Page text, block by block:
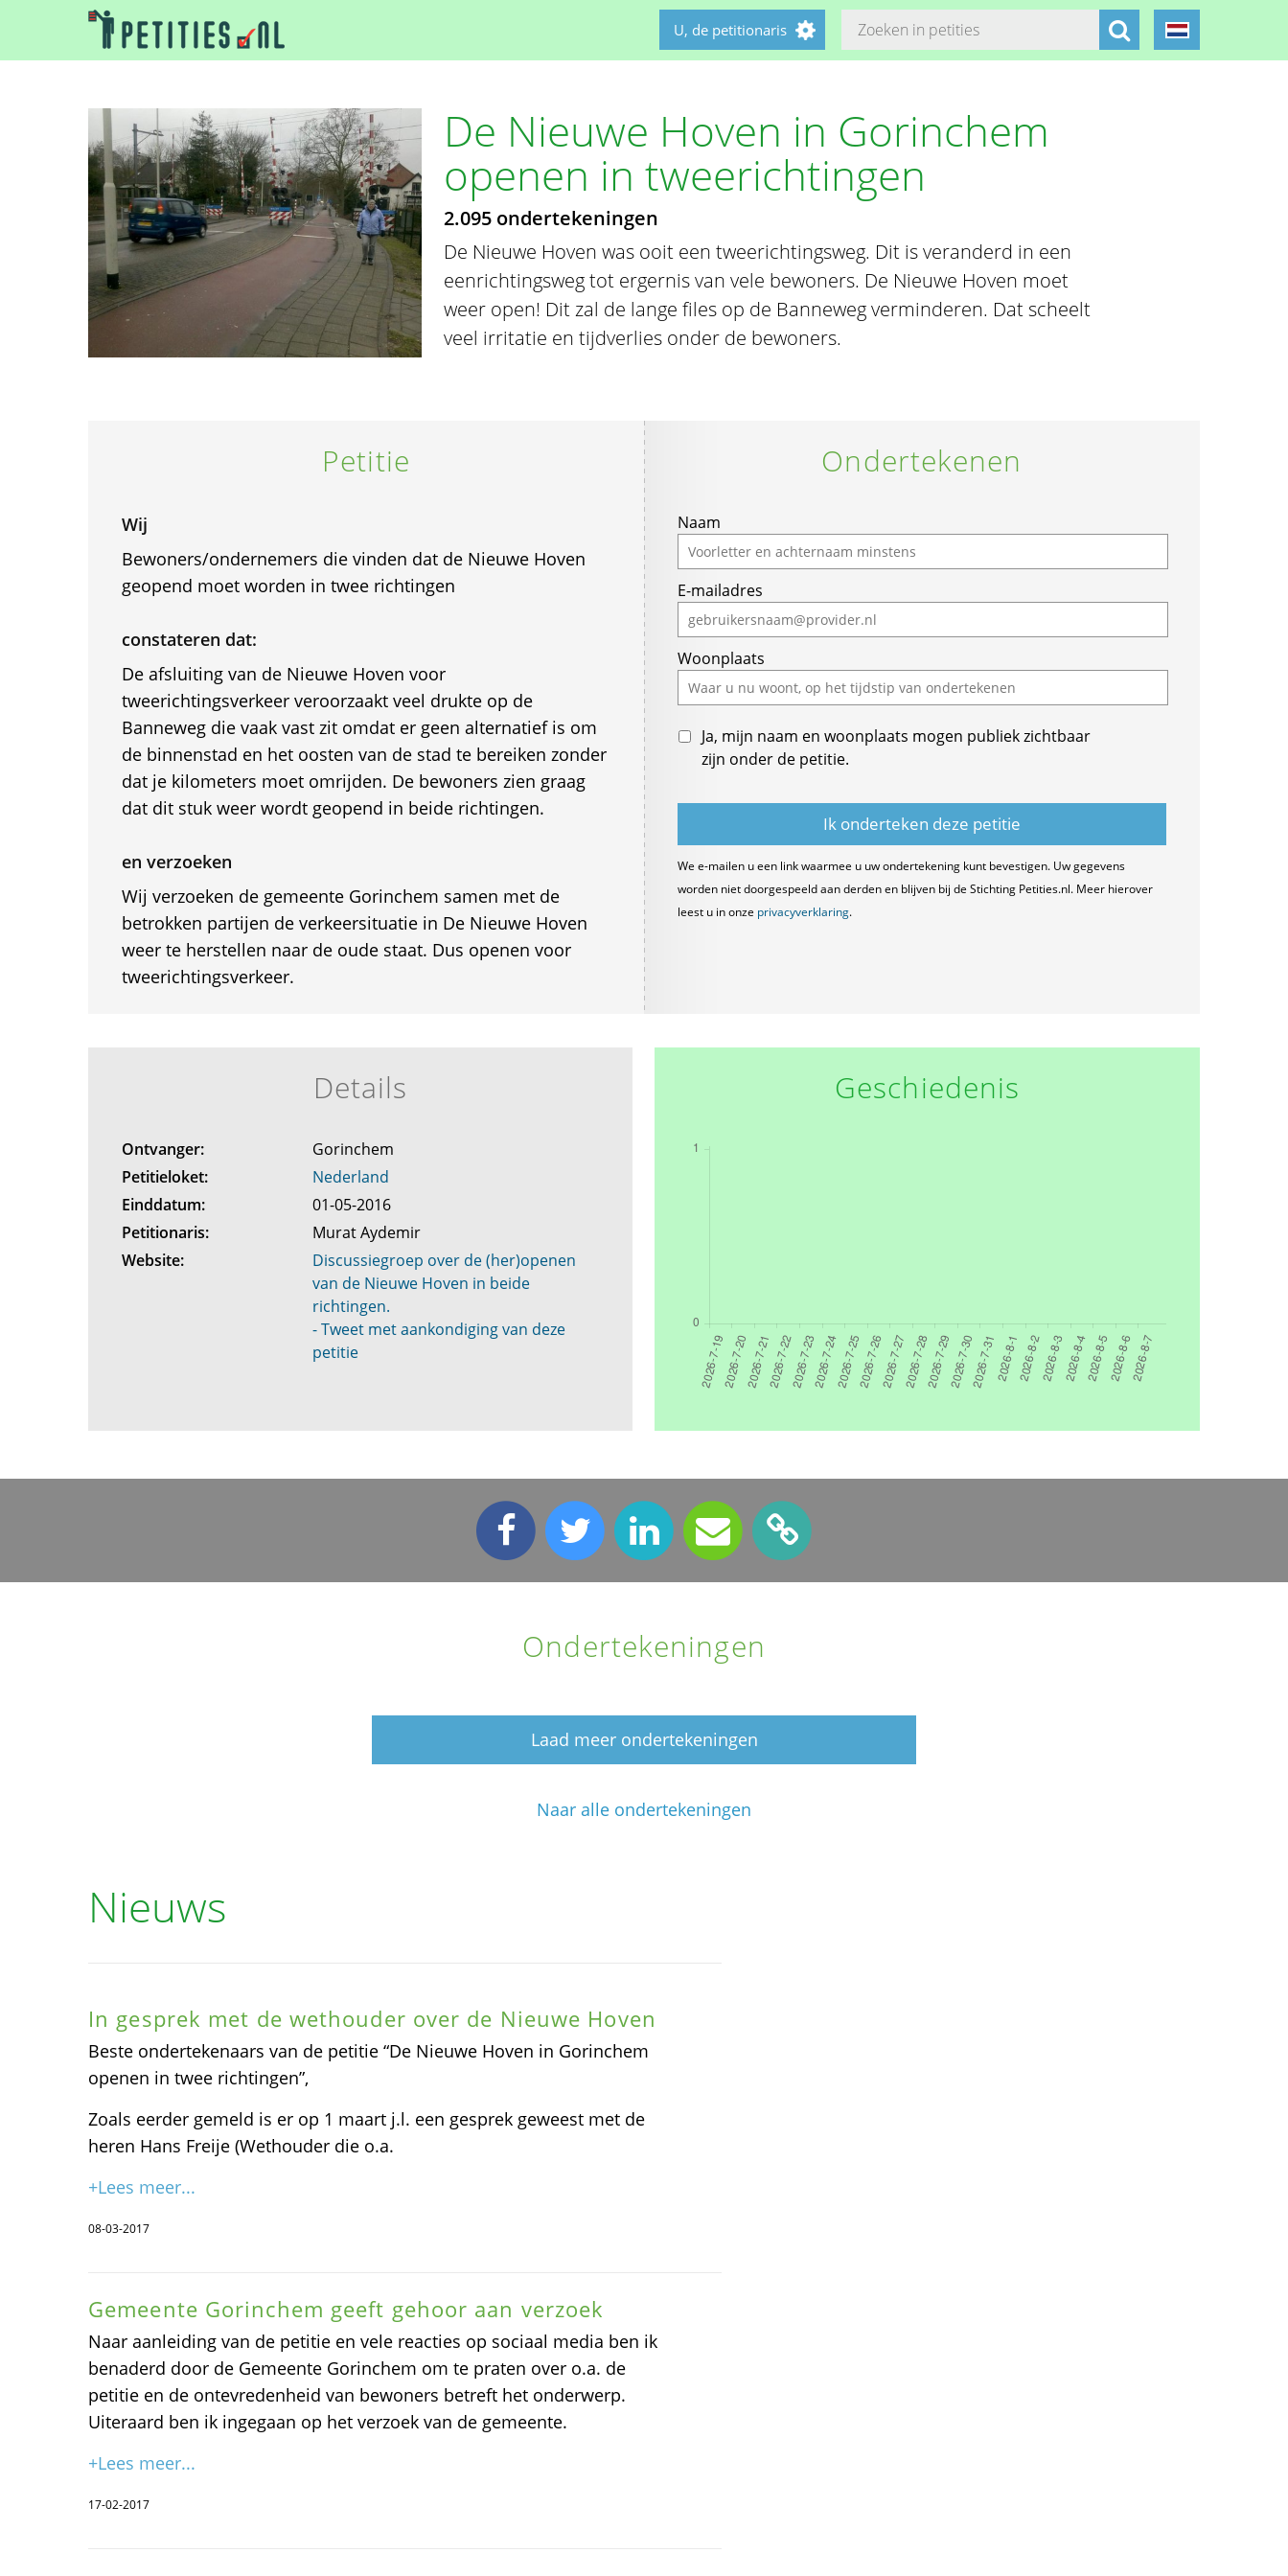
U, de petitionaris
De Nieuwe Hoven in Gorinchem
openen in tweerichtingen
2.095 ondertekeningen
De Nieuwe Hoven was ooit een tweerichtingsweg. Dit is veranderd in een
eenrichtingsweg tot ergernis van vele bewoners. De Nieuwe Hoven moet
weer open! Dit zal de lange files op de Banneweg verminderen. Dat scheelt
veel irritatie en tijdverlies onder de bewoners.
Petitie
Wij
Bewoners/ondernemers die vinden dat de Nieuwe Hoven
geopend moet worden in twee richtingen
constateren dat:
De afsluiting van de Nieuwe Hoven voor
tweerichtingsverkeer veroorzaakt veel drukte op de
Banneweg die vaak vast zit omdat er geen alternatief is om
de binnenstad en het oosten van de stad te bereiken zonder
dat je kilometers moet omrijden. De bewoners zien graag
dat dit stuk weer wordt geopend in beide richtingen.
en verzoeken
Wij verzoeken de gemeente Gorinchem samen met de
betrokken partijen de verkeersituatie in De Nieuwe Hoven
weer te herstellen naar de oude staat. Dus openen voor
tweerichtingsverkeer.
Ondertekenen
Naam
E-mailadres
Woonplaats
Ja, mijn naam en woonplaats mogen publiek zichtbaar
zijn onder de petitie.
We e-mailen u een link waarmee u uw ondertekening kunt bevestigen. Uw gegevens
worden niet doorgespeeld aan derden en blijven bij de Stichting Petities.nl. Meer hierover
leest u in onze privacyverklaring.
Details
Ontvanger:
Gorinchem
Petitieloket:
Nederland
Einddatum:
01-05-2016
Petitionaris:
Murat Aydemir
Website:
Discussiegroep over de (her)openen
van de Nieuwe Hoven in beide
richtingen.
- Tweet met aankondiging van deze
petitie
Geschiedenis
Ondertekeningen
Laad meer ondertekeningen
Naar alle ondertekeningen
Nieuws
In gesprek met de wethouder over de Nieuwe Hoven
Beste ondertekenaars van de petitie “De Nieuwe Hoven in Gorinchem
openen in twee richtingen”,
Zoals eerder gemeld is er op 1 maart j.l. een gesprek geweest met de
heren Hans Freije (Wethouder die o.a.
+Lees meer...
08-03-2017
Gemeente Gorinchem geeft gehoor aan verzoek
Naar aanleiding van de petitie en vele reacties op sociaal media ben ik
benaderd door de Gemeente Gorinchem om te praten over o.a. de
petitie en de ontevredenheid van bewoners betreft het onderwerp.
Uiteraard ben ik ingegaan op het verzoek van de gemeente.
+Lees meer...
17-02-2017